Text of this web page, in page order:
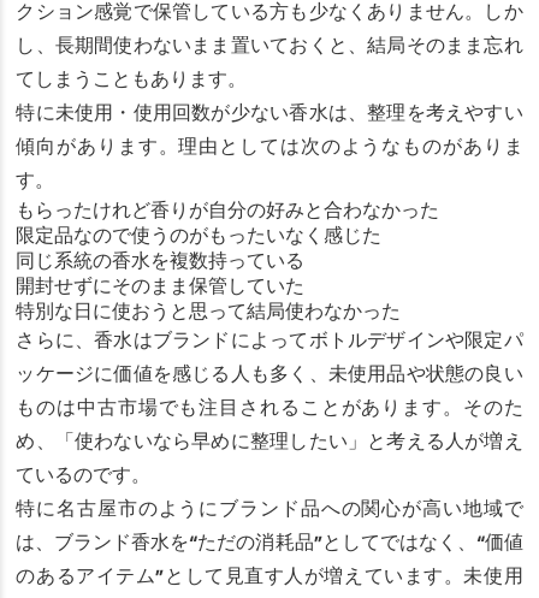
クション感覚で保管している方も少なくありません。しか
し、長期間使わないまま置いておくと、結局そのまま忘れ
てしまうこともあります。
特に未使用・使用回数が少ない香水は、整理を考えやすい
傾向があります。理由としては次のようなものがありま
す。
もらったけれど香りが自分の好みと合わなかった
限定品なので使うのがもったいなく感じた
同じ系統の香水を複数持っている
開封せずにそのまま保管していた
特別な日に使おうと思って結局使わなかった
さらに、香水はブランドによってボトルデザインや限定パ
ッケージに価値を感じる人も多く、未使用品や状態の良い
ものは中古市場でも注目されることがあります。そのた
め、「使わないなら早めに整理したい」と考える人が増え
ているのです。
特に名古屋市のようにブランド品への関心が高い地域で
は、ブランド香水を“ただの消耗品”としてではなく、“価値
のあるアイテム”として見直す人が増えています。未使用